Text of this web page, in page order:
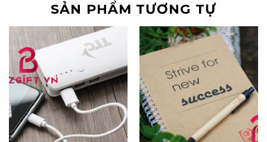
SẢN PHẨM TƯƠNG TỰ